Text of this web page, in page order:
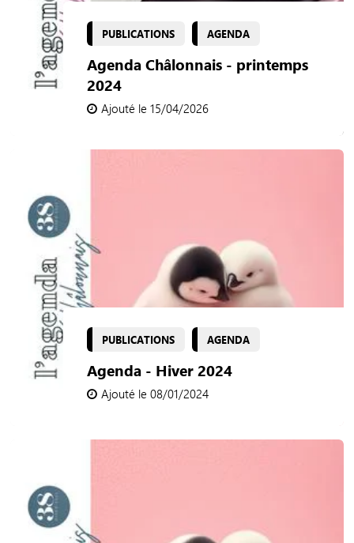
PUBLICATIONS AGENDA
Agenda Châlonnais - printemps
2024
Ajouté le 15/04/2026
PUBLICATIONS AGENDA
Agenda - Hiver 2024
Ajouté le 08/01/2024